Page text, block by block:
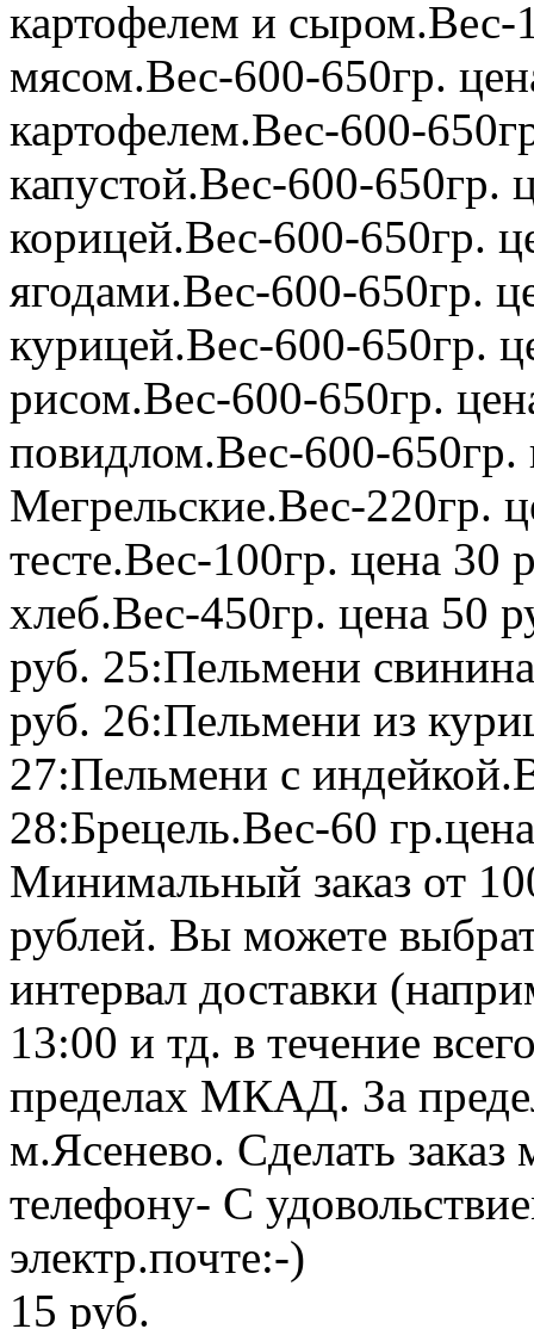
картофелем и сыром.Вес-
мясом.Вес-600-650гр.
картофелем.Вес-600-
капустой.Вес-600-650гр.
корицей.Вес-600-650гр.
ягодами.Вес-600-650гр.
курицей.Вес-600-650гр.
рисом.Вес-600-650гр.
повидлом.Вес-600-
Мегрельские.Вес-220гр.
тесте.Вес-100гр. цена
хлеб.Вес-450гр. цена 50
руб. 25:Пельмени
руб. 26:Пельмени из
27:Пельмени с
28:Брецель.Вес-60
Минимальный заказ от
рублей. Вы можете
интервал доставки
13:00 и тд. в течение
пределах МКАД. За
м.Ясенево. Сделать
телефону- С
электр.почте:-)
15 руб.